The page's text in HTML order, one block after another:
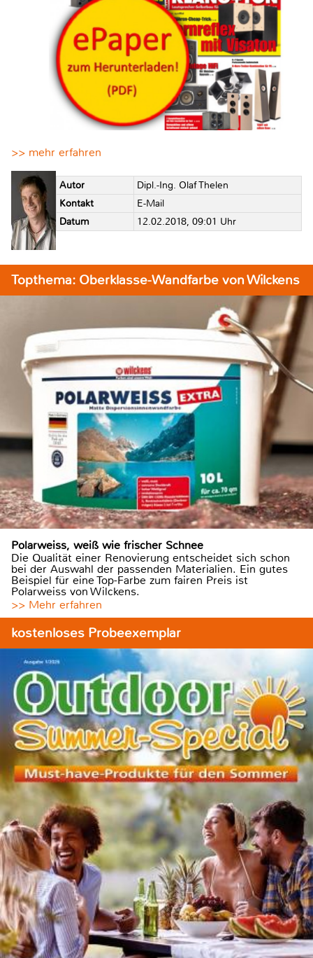
>> mehr erfahren
Autor
Dipl.-Ing. Olaf Thelen
Kontakt
E-Mail
Datum
12.02.2018, 09:01 Uhr
Topthema: Oberklasse-Wandfarbe von Wilckens
Polarweiss, weiß wie frischer Schnee
Die Qualität einer Renovierung entscheidet sich schon
bei der Auswahl der passenden Materialien. Ein gutes
Beispiel für eine Top-Farbe zum fairen Preis ist
Polarweiss von Wilckens.
>> Mehr erfahren
kostenloses Probeexemplar